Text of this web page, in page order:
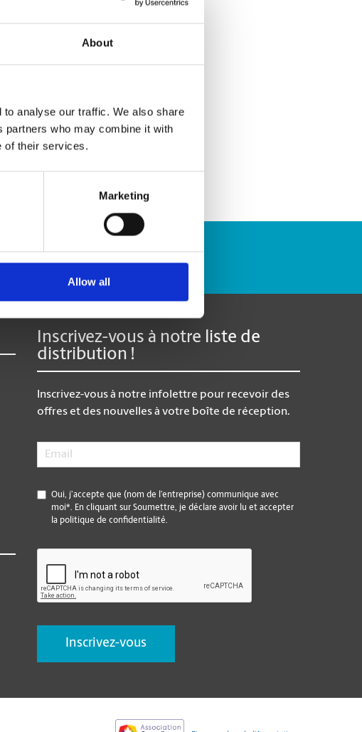
About
analyse our traffic. We also share
partners who may combine it with
of their services.
Marketing
Allow all
Inscrivez-vous à notre liste de
distribution !
Inscrivez-vous à notre infolettre pour recevoir des
offres et des nouvelles à votre boîte de réception.
Email
* Oui, j’accepte que (nom de l’entreprise) communique avec
moi*. En cliquant sur Soumettre, je déclare avoir lu et accepter
la politique de confidentialité.